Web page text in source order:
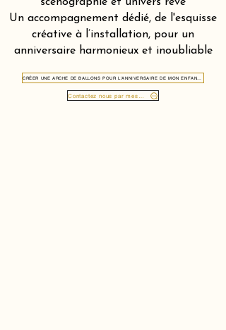
Un accompagnement dédié, de l'esquisse
créative à l’installation, pour un
anniversaire harmonieux et inoubliable